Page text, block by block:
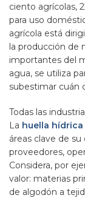
ciento agrícolas,
para uso
agrícola está
la producción de
importantes del
agua, se utiliza
subestimar cuán
Todas las
La huella hídrica
áreas clave de
proveedores,
Considera, por
valor: materias
de algodón a